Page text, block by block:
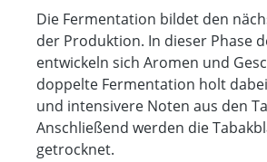
Die Fermentation bildet den
der Produktion. In dieser Phase
entwickeln sich Aromen und
doppelte Fermentation holt
und intensivere Noten aus den
Anschließend werden die
getrocknet.